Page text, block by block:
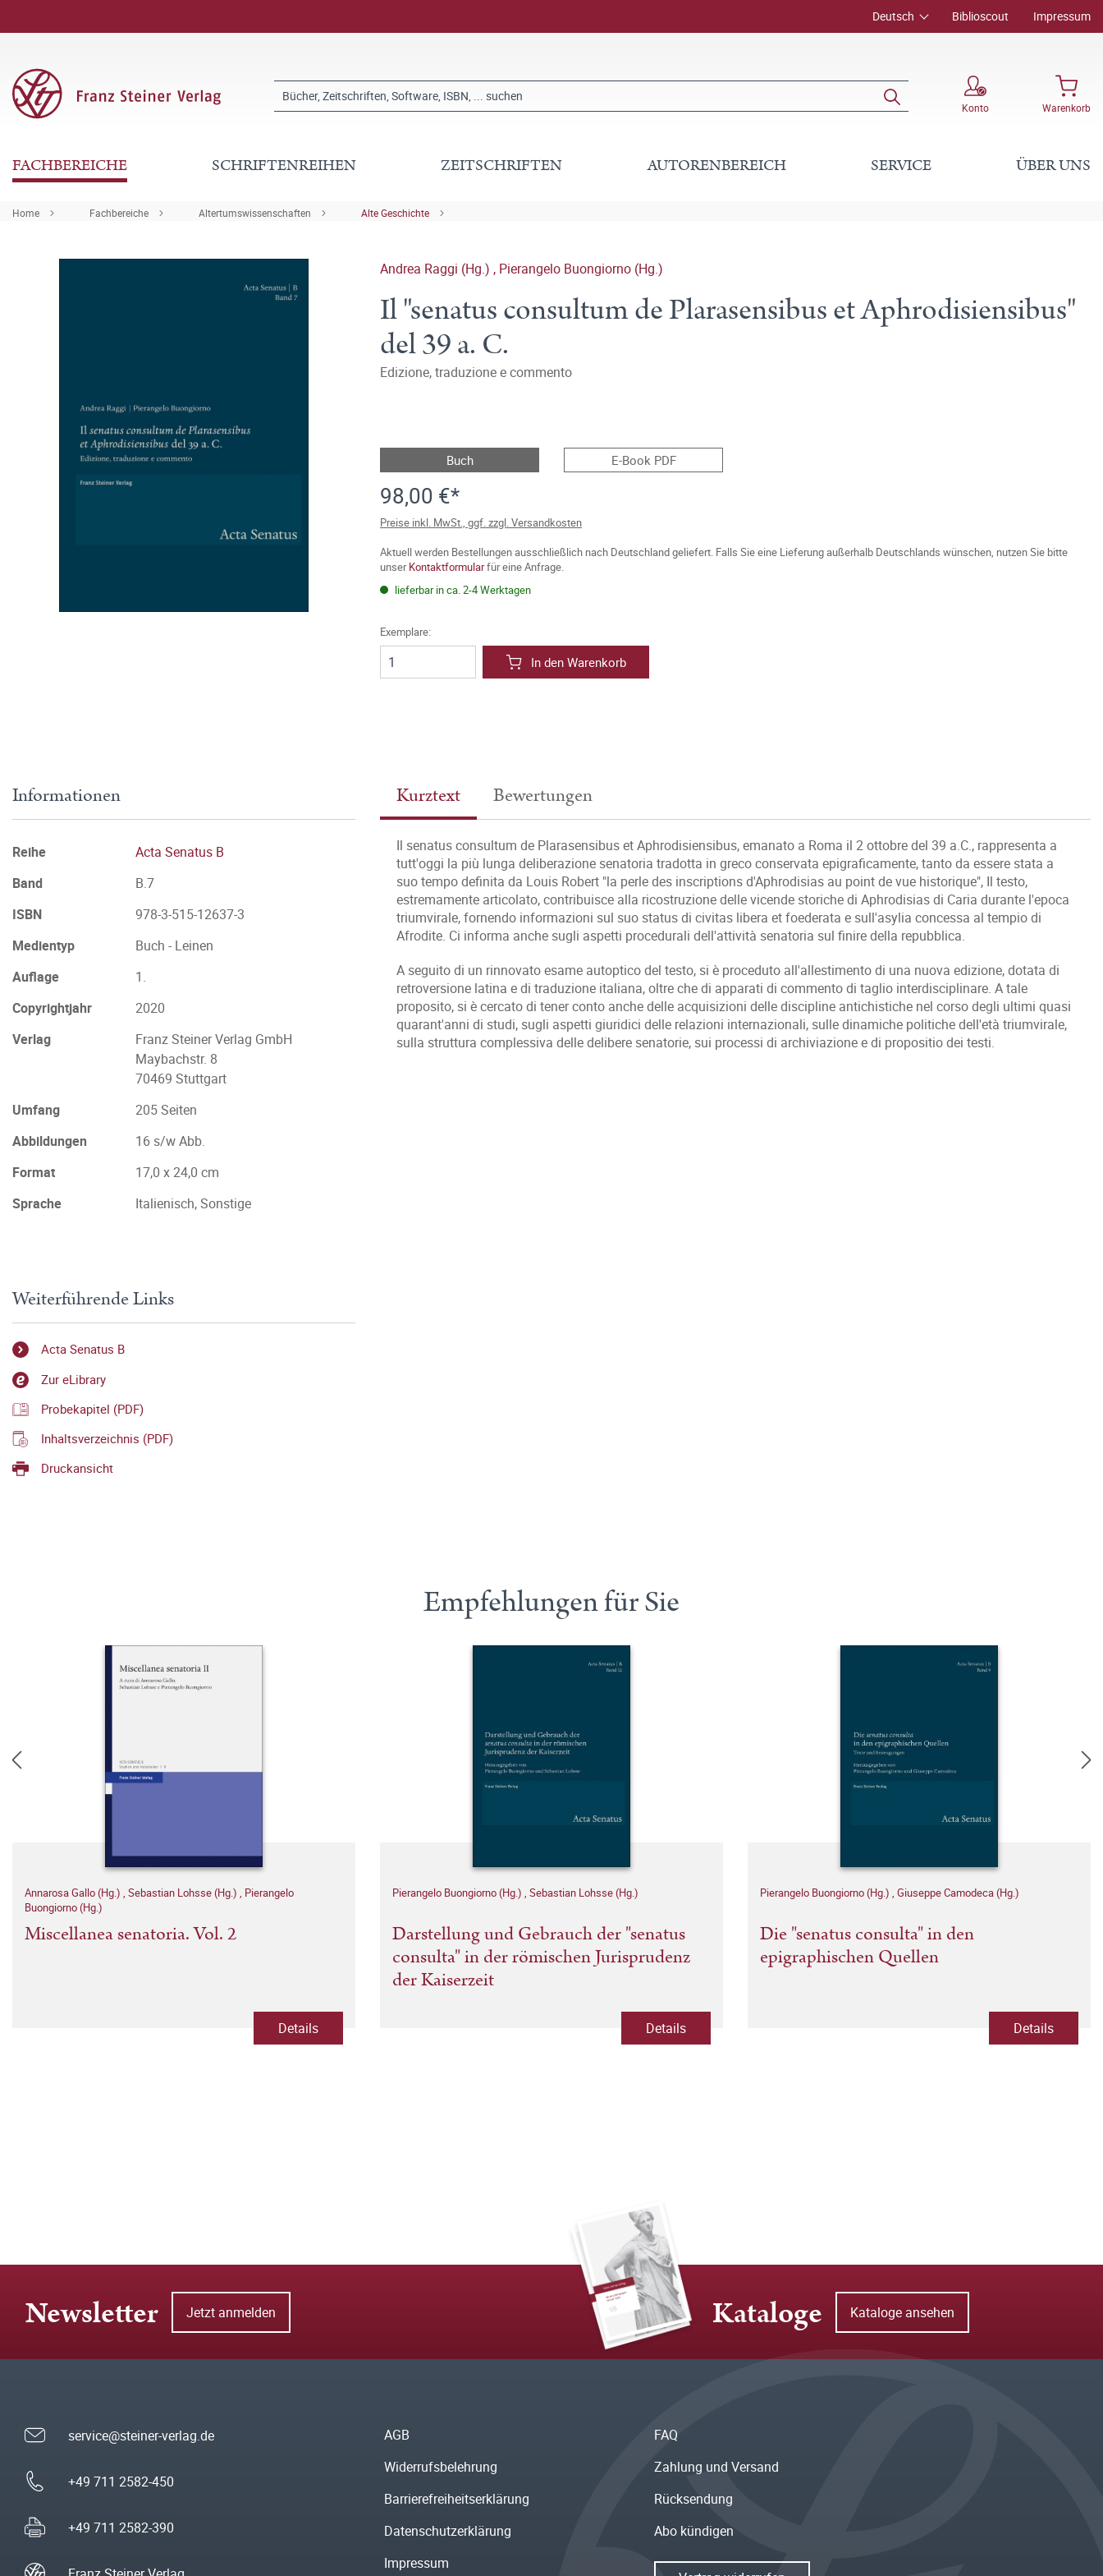
Deutsch Biblioscout Impressum
Konto Warenkorb
FACHBEREICHE SCHRIFTENREIHEN ZEITSCHRIFTEN AUTORENBEREICH SERVICE ÜBER UNS
Home Fachbereiche Altertumswissenschaften Alte Geschichte
Andrea Raggi (Hg.) , Pierangelo Buongiorno (Hg.)
Il "senatus consultum de Plarasensibus et Aphrodisiensibus"
del 39 a. C.
Edizione, traduzione e commento
Buch E-Book PDF
98,00 €*
Preise inkl. MwSt., ggf. zzgl. Versandkosten
Aktuell werden Bestellungen ausschließlich nach Deutschland geliefert. Falls Sie eine Lieferung außerhalb Deutschlands wünschen, nutzen Sie bitte
unserKontaktformularfür eine Anfrage.
lieferbar in ca. 2-4 Werktagen
Exemplare:
In den Warenkorb
Kurztext Bewertungen
Il senatus consultum de Plarasensibus et Aphrodisiensibus, emanato a Roma il 2 ottobre del 39 a.C., rappresenta a
tutt'oggi la più lunga deliberazione senatoria tradotta in greco conservata epigraficamente, tanto da essere stata a
suo tempo definita da Louis Robert "la perle des inscriptions d'Aphrodisias au point de vue historique", Il testo,
estremamente articolato, contribuisce alla ricostruzione delle vicende storiche di Aphrodisias di Caria durante l'epoca
triumvirale, fornendo informazioni sul suo status di civitas libera et foederata e sull'asylia concessa al tempio di
Afrodite. Ci informa anche sugli aspetti procedurali dell'attività senatoria sul finire della repubblica.
A seguito di un rinnovato esame autoptico del testo, si è proceduto all'allestimento di una nuova edizione, dotata di
retroversione latina e di traduzione italiana, oltre che di apparati di commento di taglio interdisciplinare. A tale
proposito, si è cercato di tener conto anche delle acquisizioni delle discipline antichistiche nel corso degli ultimi quasi
quarant'anni di studi, sugli aspetti giuridici delle relazioni internazionali, sulle dinamiche politiche dell'età triumvirale,
sulla struttura complessiva delle delibere senatorie, sui processi di archiviazione e di propositio dei testi.
Informationen
Reihe
Acta Senatus B
Band
B.7
ISBN
978-3-515-12637-3
Medientyp
Buch - Leinen
Auflage
1.
Copyrightjahr
2020
Verlag
Franz Steiner Verlag GmbH
Maybachstr. 8
70469 Stuttgart
Umfang
205 Seiten
Abbildungen
16 s/w Abb.
Format
17,0 x 24,0 cm
Sprache
Italienisch, Sonstige
Weiterführende Links
Acta Senatus B
Zur eLibrary
Probekapitel (PDF)
Inhaltsverzeichnis (PDF)
Druckansicht
Empfehlungen für Sie
Annarosa Gallo (Hg.) , Sebastian Lohsse (Hg.) , Pierangelo
Buongiorno (Hg.)
Miscellanea senatoria. Vol. 2
Details
Pierangelo Buongiorno (Hg.) , Sebastian Lohsse (Hg.)
Darstellung und Gebrauch der "senatus
consulta" in der römischen Jurisprudenz
der Kaiserzeit
Details
Pierangelo Buongiorno (Hg.) , Giuseppe Camodeca (Hg.)
Die "senatus consulta" in den
epigraphischen Quellen
Details
Newsletter Jetzt anmelden Kataloge Kataloge ansehen
service@steiner-verlag.de
+49 711 2582-450
+49 711 2582-390
AGB
Widerrufsbelehrung
Barrierefreiheitserklärung
Datenschutzerklärung
Impressum
FAQ
Zahlung und Versand
Rücksendung
Abo kündigen